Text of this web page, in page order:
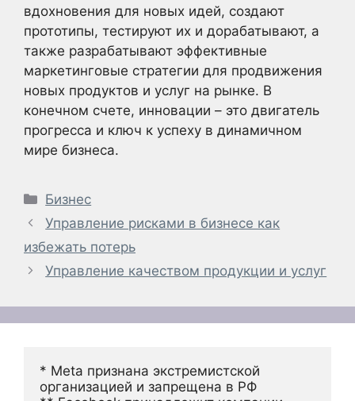
вдохновения для новых идей, создают
прототипы, тестируют их и дорабатывают, а
также разрабатывают эффективные
маркетинговые стратегии для продвижения
новых продуктов и услуг на рынке. В
конечном счете, инновации – это двигатель
прогресса и ключ к успеху в динамичном
мире бизнеса.
Рубрики
Бизнес
Управление рисками в бизнесе как
избежать потерь
Управление качеством продукции и услуг
* Meta признана экстремистской
организацией и запрещена в РФ